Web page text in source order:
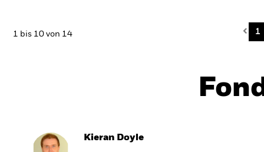
1 bis 10 von 14 1
Kieran Doyle